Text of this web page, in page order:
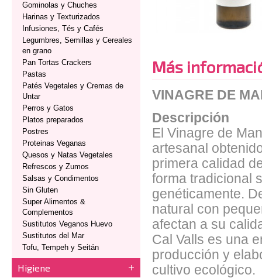
Gominolas y Chuches
Harinas y Texturizados
Infusiones, Tés y Cafés
Legumbres, Semillas y Cereales
en grano
Pan Tortas Crackers
Pastas
Patés Vegetales y Cremas de
Untar
Perros y Gatos
Platos preparados
Postres
Proteinas Veganas
Quesos y Natas Vegetales
Refrescos y Zumos
Salsas y Condimentos
Sin Gluten
Super Alimentos &
Complementos
Sustitutos Veganos Huevo
Sustitutos del Mar
Tofu, Tempeh y Seitán
Higiene
Más
VINAGRE DE
Descripción
El Vinagre de
artesanal
primera calidad
forma tradicional
genéticamente.
natural con
afectan a su
Cal Valls es una
producción y
cultivo ecológico.